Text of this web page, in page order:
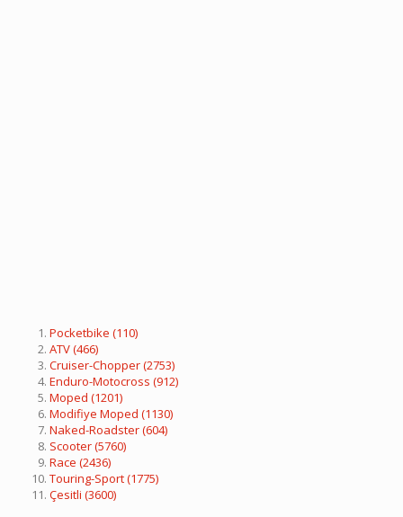
Pocketbike (110)
ATV(466)
Cruiser-Chopper(2753)
Enduro-Motocross (912)
Moped (1201)
Modifiye Moped (1130)
Naked-Roadster(604)
Scooter(5760)
Race (2436)
Touring-Sport(1775)
Çesitli (3600)